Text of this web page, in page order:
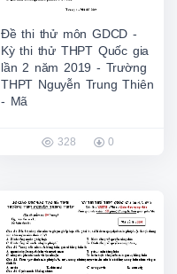
Đề thi thử môn GDCD -
Kỳ thi thử THPT Quốc gia
lần 2 năm 2019 - Trường
THPT Nguyễn Trung Thiên
- Mã
328 0